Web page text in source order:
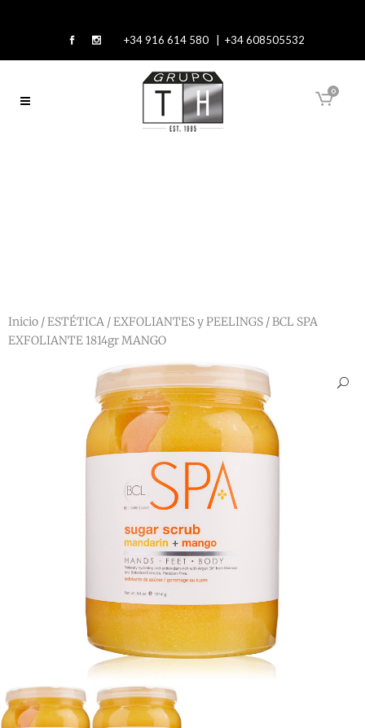
+34 916 614 580 | +34 608505532
0
Inicio /ESTÉTICA /EXFOLIANTES y PEELINGS / BCL SPA
EXFOLIANTE 1814gr MANGO